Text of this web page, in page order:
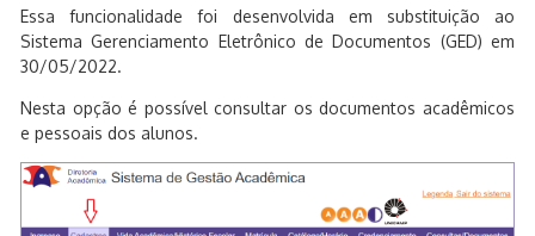
Essa funcionalidade foi desenvolvida em substituição ao
Sistema Gerenciamento Eletrônico de Documentos (GED) em
30/05/2022.
Nesta opção é possível consultar os documentos acadêmicos
e pessoais dos alunos.